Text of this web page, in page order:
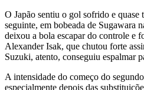
O Japão sentiu o gol sofrido e quase
seguinte, em bobeada de Sugawara
deixou a bola escapar do controle e
Alexander Isak, que chutou forte
Suzuki, atento, conseguiu espalmar
A intensidade do começo do
especialmente depois das